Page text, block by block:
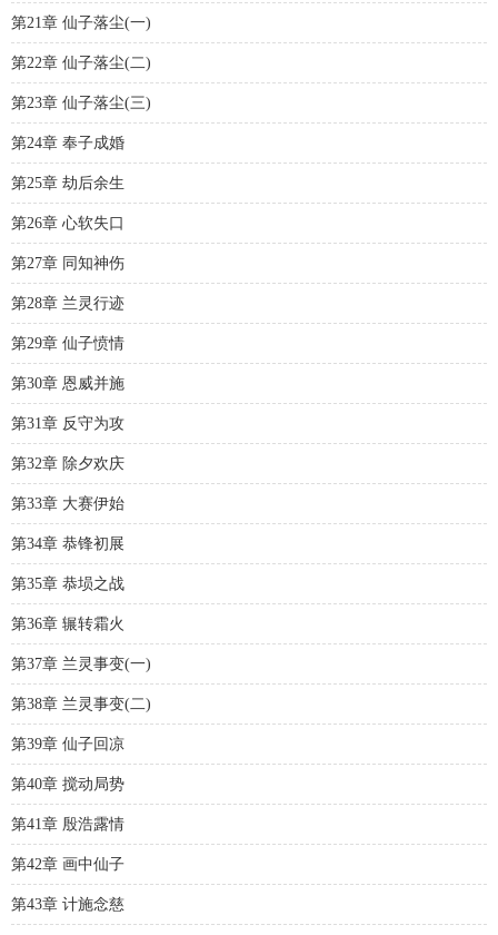
第21章 仙子落尘(一)
第22章 仙子落尘(二)
第23章 仙子落尘(三)
第24章 奉子成婚
第25章 劫后余生
第26章 心软失口
第27章 同知神伤
第28章 兰灵行迹
第29章 仙子愤情
第30章 恩威并施
第31章 反守为攻
第32章 除夕欢庆
第33章 大赛伊始
第34章 恭锋初展
第35章 恭埙之战
第36章 辗转霜火
第37章 兰灵事变(一)
第38章 兰灵事变(二)
第39章 仙子回凉
第40章 搅动局势
第41章 殷浩露情
第42章 画中仙子
第43章 计施念慈